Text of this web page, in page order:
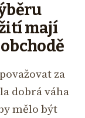
mají
za
dobrá váha
mělo být